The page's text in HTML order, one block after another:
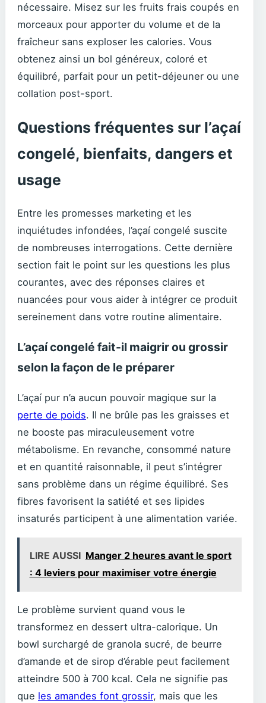
nécessaire. Misez sur les fruits frais coupés en
morceaux pour apporter du volume et de la
fraîcheur sans exploser les calories. Vous
obtenez ainsi un bol généreux, coloré et
équilibré, parfait pour un petit-déjeuner ou une
collation post-sport.
Questions fréquentes sur l’açaí
congelé, bienfaits, dangers et
usage
Entre les promesses marketing et les
inquiétudes infondées, l’açaí congelé suscite
de nombreuses interrogations. Cette dernière
section fait le point sur les questions les plus
courantes, avec des réponses claires et
nuancées pour vous aider à intégrer ce produit
sereinement dans votre routine alimentaire.
L’açaí congelé fait-il maigrir ou grossir
selon la façon de le préparer
L’açaí pur n’a aucun pouvoir magique sur la
perte de poids. Il ne brûle pas les graisses et
ne booste pas miraculeusement votre
métabolisme. En revanche, consommé nature
et en quantité raisonnable, il peut s’intégrer
sans problème dans un régime équilibré. Ses
fibres favorisent la satiété et ses lipides
insaturés participent à une alimentation variée.
LIRE AUSSI Manger 2 heures avant le sport
: 4 leviers pour maximiser votre énergie
Le problème survient quand vous le
transformez en dessert ultra-calorique. Un
bowl surchargé de granola sucré, de beurre
d’amande et de sirop d’érable peut facilement
atteindre 500 à 700 kcal. Cela ne signifie pas
que les amandes font grossir, mais que les